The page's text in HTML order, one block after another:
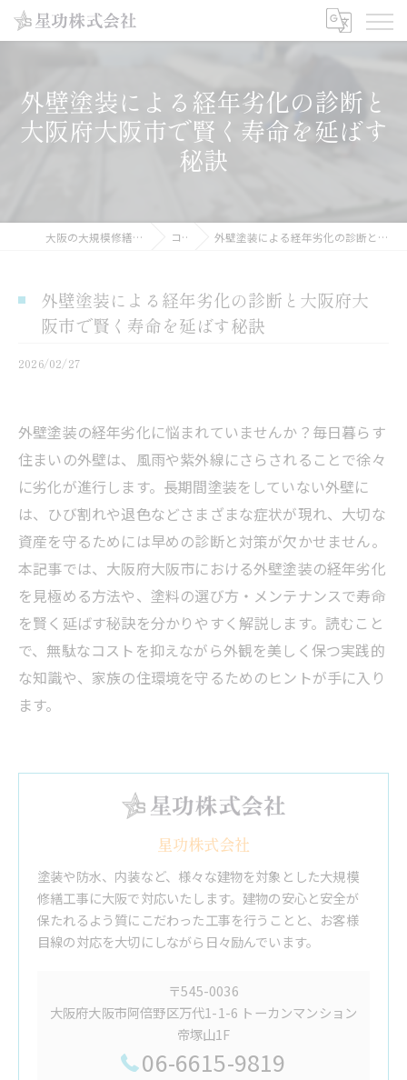
外壁塗装による経年劣化の診断と
大阪府大阪市で賢く寿命を延ばす
秘訣
大阪の大規模修繕工事なら星功株式会社 コラム 外壁塗装による経年劣化の診断と大阪府大阪市で賢く寿命を延ばす秘訣
外壁塗装による経年劣化の診断と大阪府大
阪市で賢く寿命を延ばす秘訣
2026/02/27
外壁塗装の経年劣化に悩まれていませんか？毎日暮らす
住まいの外壁は、風雨や紫外線にさらされることで徐々
に劣化が進行します。長期間塗装をしていない外壁に
は、ひび割れや退色などさまざまな症状が現れ、大切な
資産を守るためには早めの診断と対策が欠かせません。
本記事では、大阪府大阪市における外壁塗装の経年劣化
を見極める方法や、塗料の選び方・メンテナンスで寿命
を賢く延ばす秘訣を分かりやすく解説します。読むこと
で、無駄なコストを抑えながら外観を美しく保つ実践的
な知識や、家族の住環境を守るためのヒントが手に入り
ます。
星功株式会社
塗装や防水、内装など、様々な建物を対象とした大規模
修繕工事に大阪で対応いたします。建物の安心と安全が
保たれるよう質にこだわった工事を行うことと、お客様
目線の対応を大切にしながら日々励んでいます。
〒545-0036
大阪府大阪市阿倍野区万代1-1-6 トーカンマンション
帝塚山1F
06-6615-9819